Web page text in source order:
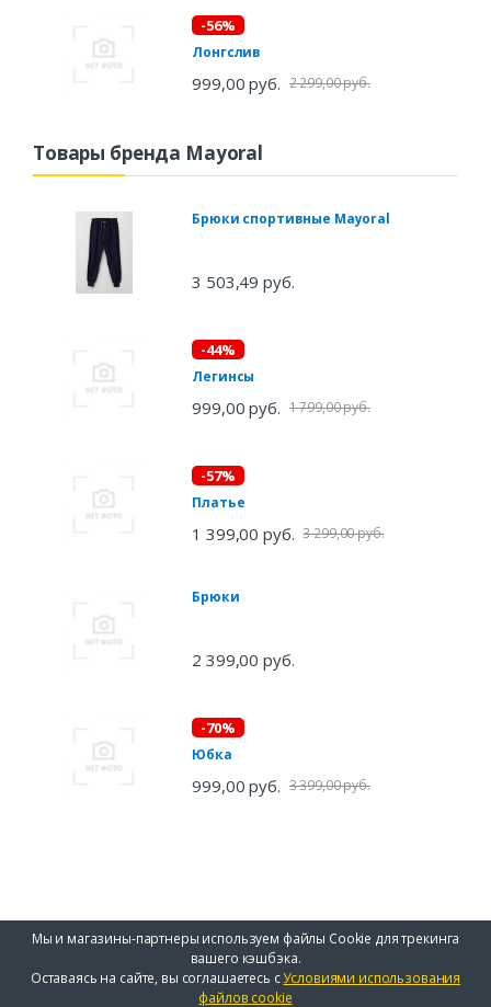
-56%
Лонгслив
999,00 руб. 2 299,00 руб.
Товары бренда Mayoral
Брюки спортивные Mayoral
3 503,49 руб.
-44%
Легинсы
999,00 руб. 1 799,00 руб.
-57%
Платье
1 399,00 руб. 3 299,00 руб.
Брюки
2 399,00 руб.
-70%
Юбка
999,00 руб. 3 399,00 руб.
Мы и магазины-партнеры используем файлы Cookie для трекинга
вашего кэшбэка.
Оставаясь на сайте, вы соглашаетесь сУсловиями использования
файлов cookie